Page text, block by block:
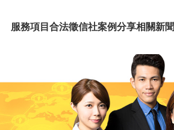
服務項目 合法徵信社案例分享相關新聞